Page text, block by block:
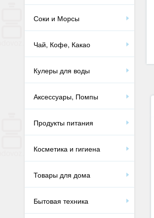
Соки и Морсы
Чай, Кофе, Какао
Кулеры для воды
Аксессуары, Помпы
Продукты питания
Косметика и гигиена
Товары для дома
Бытовая техника